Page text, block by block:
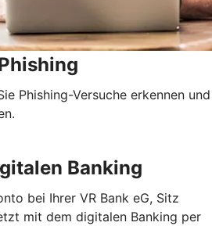
Phishing-Versuche erkennen und
Banking
bei Ihrer VR Bank eG, Sitz
mit dem digitalen Banking per